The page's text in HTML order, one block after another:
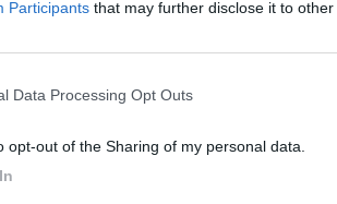
Participants that may further disclose it to other
Data Processing Opt Outs
opt-out of the Sharing of my personal data.
fosse semplicemente in attesa di
a seguito dei tavoli tecnici del 17
relative al fondo "Enfea Salute",
che le anomalie riscontrate erano da
di iscrizione, a cui si è già ovviato
dovute.
di turno, ore straordinarie, orari e la